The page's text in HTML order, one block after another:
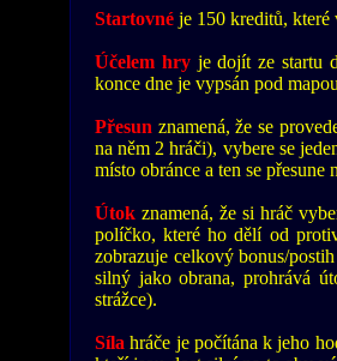
Startovné je 150 kreditů, které
Účelem hryje dojít ze startu
konce dne je vypsán pod
Přesun znamená, že se
na něm 2 hráči), vybere se
místo obránce a ten se
Útokznamená, že si hráč
políčko, které ho dělí od
zobrazuje celkový bonus/
silný jako obrana, prohrává
strážce).
Síla hráče je počítána k jeho